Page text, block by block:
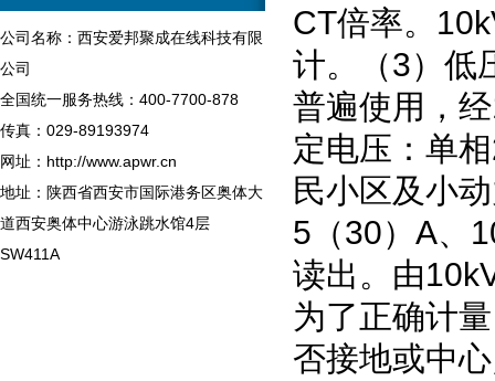
公司名称：西安爱邦聚成在线科技有限
公司
全国统一服务热线：400-7700-878
传真：029-89193974
网址：http://www.apwr.cn
地址：陕西省西安市国际港务区奥体大
道西安奥体中心游泳跳水馆4层
SW411A
CT倍率。
计。（3）低
普遍使用，经
定电压：单相
民小区及小
5 （30） A、
读出。由
为了正确计
否接地或中